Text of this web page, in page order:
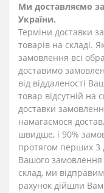
Ми доставляємо
України.
Терміни доставки
товарів на складі.
замовлення всі
доставимо
від віддаленості
товар відсутній на
доставки
намагаємося
швидше, і 90%
протягом перших 3
Вашого
склад, ми
рахунок дійшли